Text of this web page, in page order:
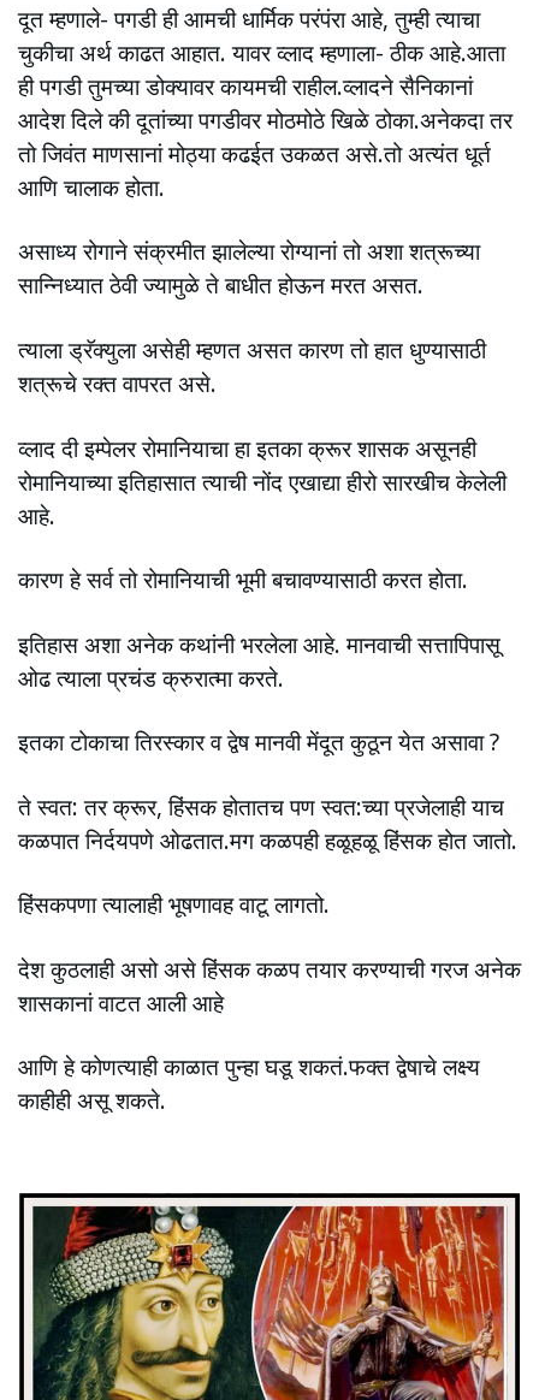
दूत म्हणाले- पगडी ही आमची धार्मिक परंपंरा आहे, तुम्ही त्याचा
चुकीचा अर्थ काढत आहात. यावर व्लाद म्हणाला- ठीक आहे.आता
ही पगडी तुमच्या डोक्यावर कायमची राहील.व्लादने सैनिकानां
आदेश दिले की दूतांच्या पगडीवर मोठमोठे खिळे ठोका.अनेकदा तर
तो जिवंत माणसानां मोठ्या कढईत उकळत असे.तो अत्यंत धूर्त
आणि चालाक होता.
असाध्य रोगाने संक्रमीत झालेल्या रोग्यानां तो अशा शत्रूच्या
सान्निध्यात ठेवी ज्यामुळे ते बाधीत होऊन मरत असत.
त्याला ड्रॅक्युला असेही म्हणत असत कारण तो हात धुण्यासाठी
शत्रूचे रक्त वापरत असे.
व्लाद दी इम्पेलर रोमानियाचा हा इतका क्रूर शासक असूनही
रोमानियाच्या इतिहासात त्याची नोंद एखाद्या हीरो सारखीच केलेली
आहे.
कारण हे सर्व तो रोमानियाची भूमी बचावण्यासाठी करत होता.
इतिहास अशा अनेक कथांनी भरलेला आहे. मानवाची सत्तापिपासू
ओढ त्याला प्रचंड क्रुरात्मा करते.
इतका टोकाचा तिरस्कार व द्वेष मानवी मेंदूत कुठून येत असावा ?
ते स्वत: तर क्रूर, हिंसक होतातच पण स्वत:च्या प्रजेलाही याच
कळपात निर्दयपणे ओढतात.मग कळपही हळूहळू हिंसक होत जातो.
हिंसकपणा त्यालाही भूषणावह वाटू लागतो.
देश कुठलाही असो असे हिंसक कळप तयार करण्याची गरज अनेक
शासकानां वाटत आली आहे
आणि हे कोणत्याही काळात पुन्हा घडू शकतं.फक्त द्वेषाचे लक्ष्य
काहीही असू शकते.